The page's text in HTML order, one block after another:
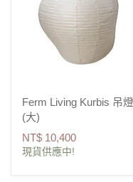
Ferm Living Kurbis 吊燈
(大)
NT$ 10,400
現貨供應中!